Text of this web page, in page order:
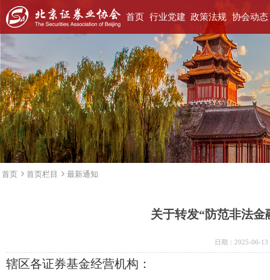
首页 行业党建 政策法规 协会动态
首页 首页栏目 最新通知
关于转发“防范非法
日期：2025-06-
辖区各证券基金经营机构：